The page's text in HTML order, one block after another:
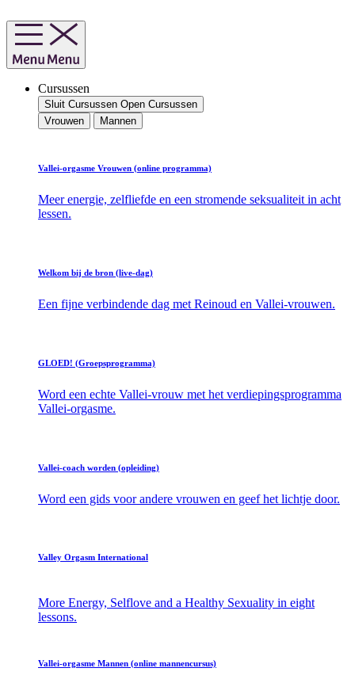
naar
de
inhoud
Cursussen
Sluit Cursussen Open Cursussen
Vrouwen
Mannen
Vallei-orgasme Vrouwen (online programma)
Meer energie, zelfliefde en een stromende seksualiteit in acht
lessen.
Welkom bij de bron (live-dag)
Een fijne verbindende dag met Reinoud en Vallei-vrouwen.
GLOED! (Groepsprogramma)
Word een echte Vallei-vrouw met het verdiepingsprogramma
Vallei-orgasme.
Vallei-coach worden (opleiding)
Word een gids voor andere vrouwen en geef het lichtje door.
Valley Orgasm International
More Energy, Selflove and a Healthy Sexuality in eight
lessons.
Vallei-orgasme Mannen (online mannencursus)